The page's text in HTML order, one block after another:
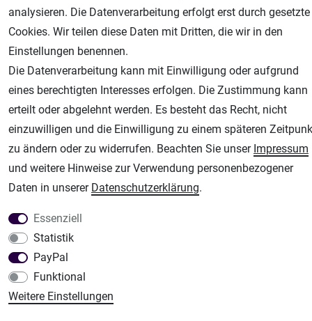
Unsere weiteren Shops:
Airbrush-City
Fachhandel für: Airbrushpistolen, Kompressoren, Airbrushfarben
Modellbau-City
Modellbau Shop
Plotter-City
Schneideplotter, Transferpressen, Siebdruck und Plotterfolien
Im Shop Kaufen
Küchen Zubehör - Haus/Garten - Tierbedarf
analysieren. Die Datenverarbeitung erfolgt erst durch gesetzte
Cookies. Wir teilen diese Daten mit Dritten, die wir in den
Einstellungen benennen.
Die Datenverarbeitung kann mit Einwilligung oder aufgrund
eines berechtigten Interesses erfolgen. Die Zustimmung kann
erteilt oder abgelehnt werden. Es besteht das Recht, nicht
einzuwilligen und die Einwilligung zu einem späteren
zu ändern oder zu widerrufen. Beachten Sie unser Impressum
und weitere Hinweise zur Verwendung personenbezogener
Daten in unserer Daten­schutz­erklärung.
Essenziell
Statistik
PayPal
Funktional
Weitere Einstellungen